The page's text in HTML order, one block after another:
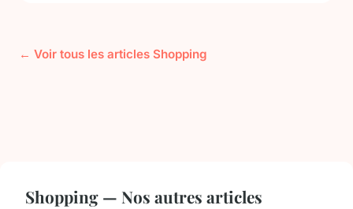
← Voir tous les articles Shopping
Shopping — Nos autres articles